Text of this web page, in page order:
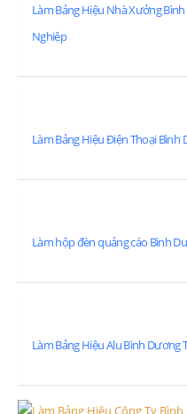
Làm Bảng Hiệu Nhà Xưởng
Nghiệp
Làm Bảng Hiệu Điện Thoại Bình
Làm hộp đèn quảng cáo Bình
Làm Bảng Hiệu Alu Bình Dương